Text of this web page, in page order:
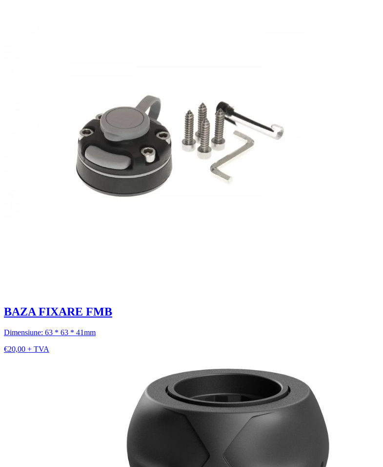
BAZA FIXARE FMB
Dimensiune: 63 * 63 * 41mm
€20,00 + TVA